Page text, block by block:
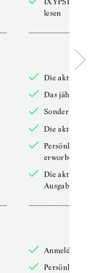
lesen
Die aktuelle
Das jährliche
Die aktuelle
Persönliches
erworbenen
Die aktuelle
Ausgabe
Anmelden
Persönliche